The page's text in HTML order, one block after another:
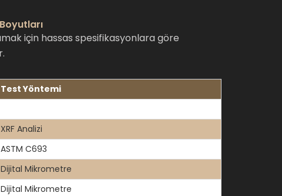
için hassas spesifikasyonlara göre
Test Yöntemi
XRF Analizi
ASTM C693
Dijital Mikrometre
Dijital Mikrometre